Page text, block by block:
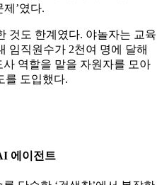
’였다.
것도 한계였다. 야놀자는 교육
임직원수가 2천여 명에 달해
역할을 맡을 자원자를 모아
를 도입했다.
에이전트